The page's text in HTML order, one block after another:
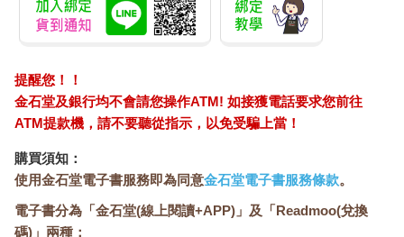
提醒您！！
金石堂及銀行均不會請您操作ATM! 如接獲電話要求您前往
ATM提款機，請不要聽從指示，以免受騙上當！
購買須知：
使用金石堂電子書服務即為同意金石堂電子書服務條款。
電子書分為「金石堂(線上閱讀+APP)」及「Readmoo(兌換
碼)」兩種：